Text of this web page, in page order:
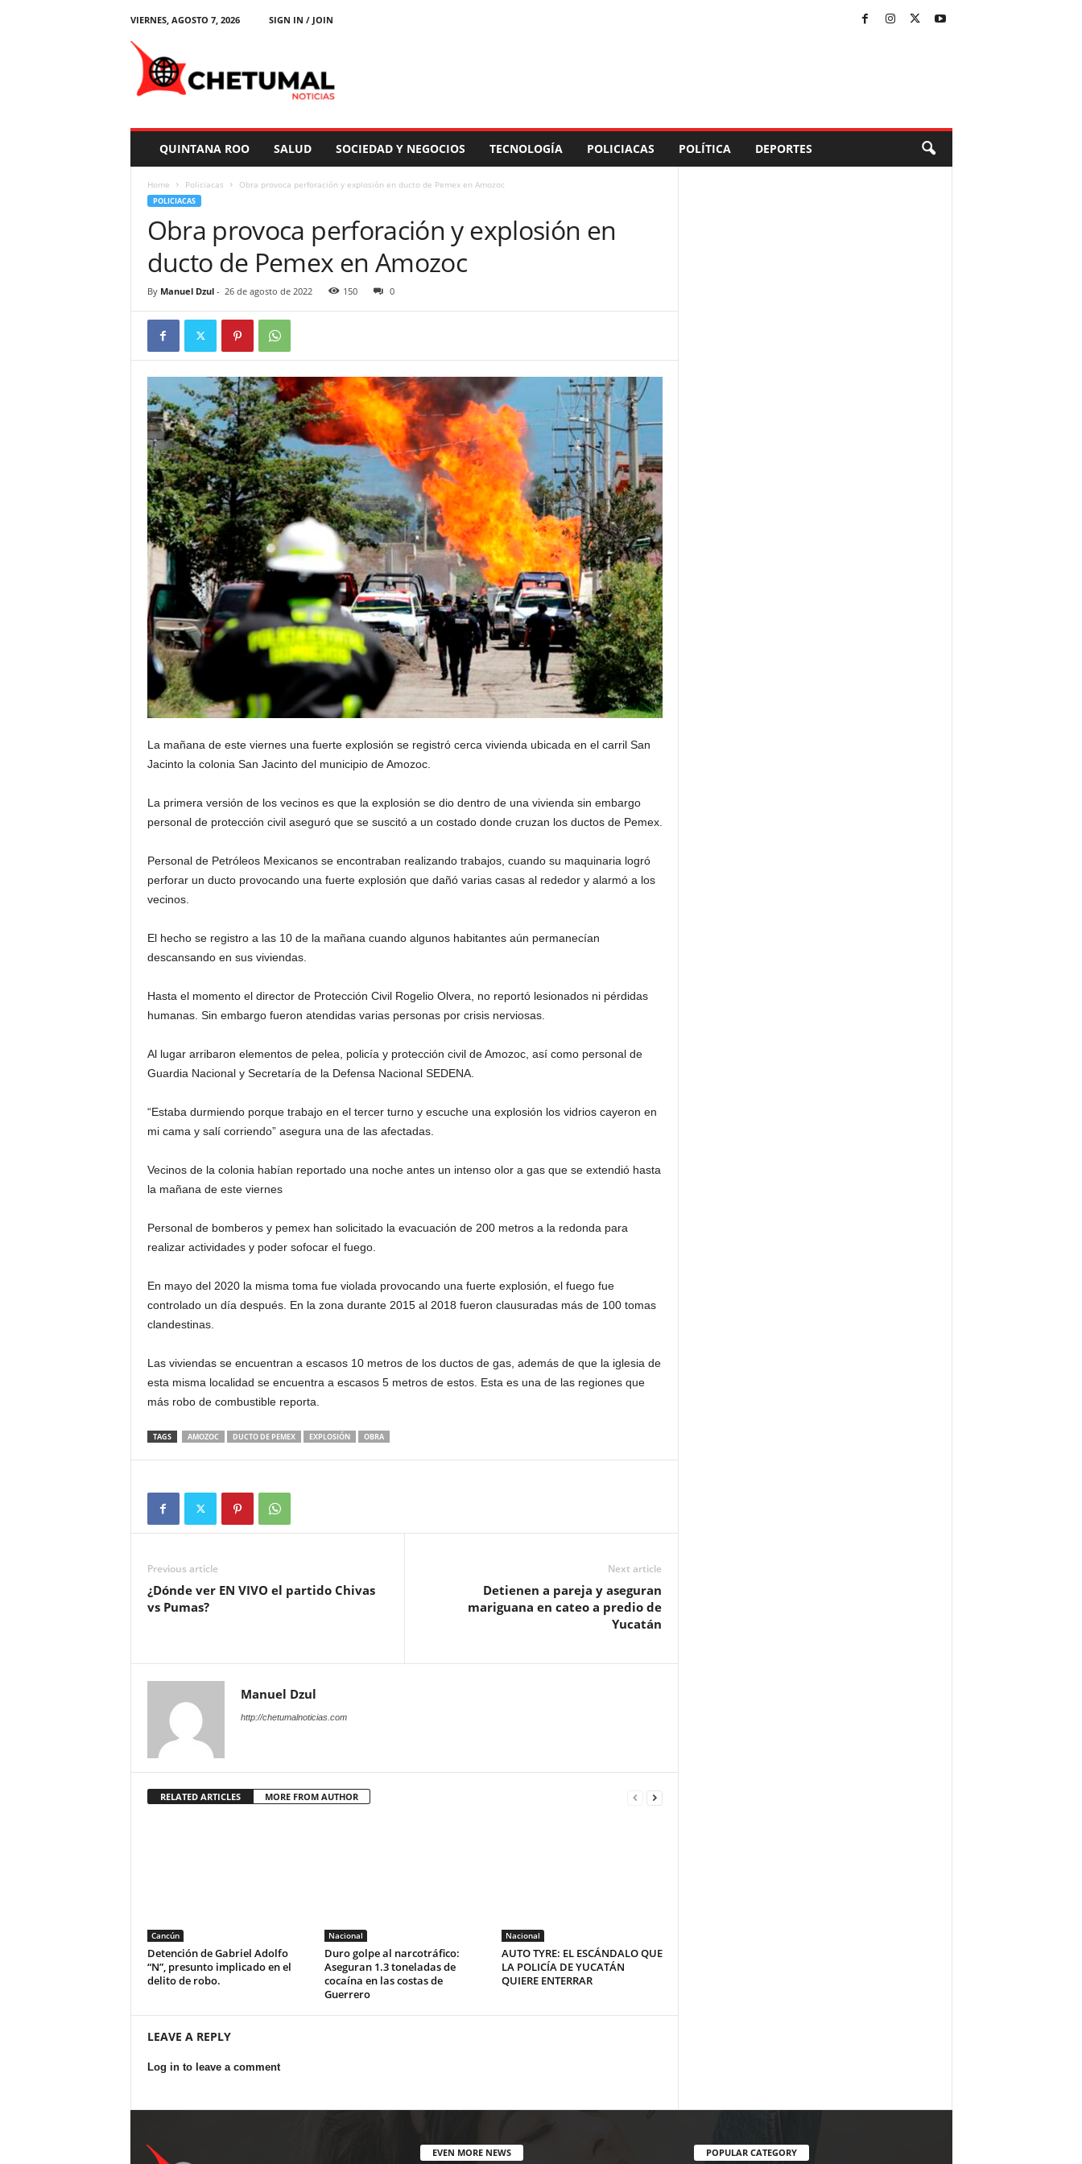
VIERNES, AGOSTO 7, 2026
SIGN IN / JOIN
QUINTANA ROO SALUD SOCIEDAD Y NEGOCIOS TECNOLOGÍA POLICIACAS POLÍTICA DEPORTES
Home Policiacas Obra provoca perforación y explosión en ducto de Pemex en Amozoc
POLICIACAS
Obra provoca perforación y explosión en
ducto de Pemex en Amozoc
By Manuel Dzul- 26 de agosto de 2022 150 0
La mañana de este viernes una fuerte explosión se registró cerca vivienda ubicada en el carril San
Jacinto la colonia San Jacinto del municipio de Amozoc.
La primera versión de los vecinos es que la explosión se dio dentro de una vivienda sin embargo
personal de protección civil aseguró que se suscitó a un costado donde cruzan los ductos de Pemex.
Personal de Petróleos Mexicanos se encontraban realizando trabajos, cuando su maquinaria logró
perforar un ducto provocando una fuerte explosión que dañó varias casas al rededor y alarmó a los
vecinos.
El hecho se registro a las 10 de la mañana cuando algunos habitantes aún permanecían
descansando en sus viviendas.
Hasta el momento el director de Protección Civil Rogelio Olvera, no reportó lesionados ni pérdidas
humanas. Sin embargo fueron atendidas varias personas por crisis nerviosas.
Al lugar arribaron elementos de pelea, policía y protección civil de Amozoc, así como personal de
Guardia Nacional y Secretaría de la Defensa Nacional SEDENA.
“Estaba durmiendo porque trabajo en el tercer turno y escuche una explosión los vidrios cayeron en
mi cama y salí corriendo” asegura una de las afectadas.
Vecinos de la colonia habían reportado una noche antes un intenso olor a gas que se extendió hasta
la mañana de este viernes
Personal de bomberos y pemex han solicitado la evacuación de 200 metros a la redonda para
realizar actividades y poder sofocar el fuego.
En mayo del 2020 la misma toma fue violada provocando una fuerte explosión, el fuego fue
controlado un día después. En la zona durante 2015 al 2018 fueron clausuradas más de 100 tomas
clandestinas.
Las viviendas se encuentran a escasos 10 metros de los ductos de gas, además de que la iglesia de
esta misma localidad se encuentra a escasos 5 metros de estos. Esta es una de las regiones que
más robo de combustible reporta.
TAGS AMOZOC DUCTO DE PEMEX EXPLOSIÓN OBRA
Previous article
¿Dónde ver EN VIVO el partido Chivas
vs Pumas?
Next article
Detienen a pareja y aseguran
mariguana en cateo a predio de
Yucatán
Manuel Dzul
http://chetumalnoticias.com
RELATED ARTICLES MORE FROM AUTHOR
Cancún
Detención de Gabriel Adolfo
“N”, presunto implicado en el
delito de robo.
Nacional
Duro golpe al narcotráfico:
Aseguran 1.3 toneladas de
cocaína en las costas de
Guerrero
Nacional
AUTO TYRE: EL ESCÁNDALO QUE
LA POLICÍA DE YUCATÁN
QUIERE ENTERRAR
LEAVE A REPLY
Log in to leave a comment
EVEN MORE NEWS POPULAR CATEGORY